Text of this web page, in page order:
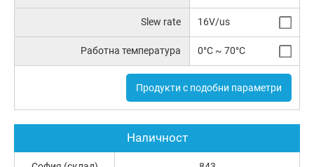
Slew rate 16V/us
Работна температура 0°C ~ 70°C
Продукти с подобни параметри
Наличност